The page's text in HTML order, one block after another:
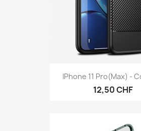
IPhone 11 Pro(Max) -
12,50 CHF